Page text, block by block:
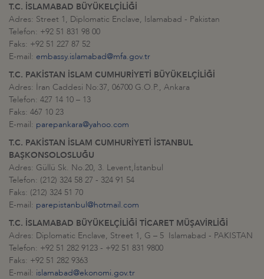
T.C. İSLAMABAD BÜYÜKELÇİLİĞİ
Adres: Street 1, Diplomatic Enclave, Islamabad - Pakistan
Telefon: +92 51 831 98 00
Faks: +92 51 227 87 52
E-mail: embassy.islamabad@mfa.gov.tr
T.C. PAKİSTAN İSLAM CUMHURİYETİ BÜYÜKELÇİLİĞİ
Adres: İran Caddesi No:37, 06700 G.O.P., Ankara
Telefon: 427 14 10 – 13
Faks: 467 10 23
E-mail: parepankara@yahoo.com
T.C. PAKİSTAN İSLAM CUMHURİYETİ İSTANBUL
BAŞKONSOLOSLUĞU
Adres: Güllü Sk. No.20, 3. Levent,İstanbul
Telefon: (212) 324 58 27 - 324 91 54
Faks: (212) 324 51 70
E-mail: parepistanbul@hotmail.com
T.C. İSLAMABAD BÜYÜKELÇİLİĞİ TİCARET MÜŞAVİRLİĞİ
Adres: Diplomatic Enclave, Street 1, G – 5 Islamabad - PAKISTAN
Telefon: +92 51 282 9123 - +92 51 831 9800
Faks: +92 51 282 9363
E-mail: islamabad@ekonomi.gov.tr